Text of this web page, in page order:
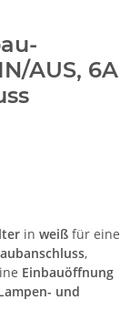
AUS, 6A
in weiß für eine
,
Einbauöffnung
und